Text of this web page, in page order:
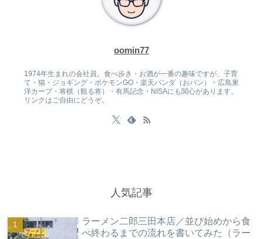
oomin77
1974年生まれの会社員。食べ歩き・お酒が一番の趣味ですが、子育
て・猫・ジョギング・ポケモンGO・楽天パンダ（おパン）・広島東
洋カープ・将棋（観る将）・有馬記念・NISAにも関心があります。
リンクはご自由にどうぞ。
人気記事
ラーメン二郎三田本店／並び始めから食
べ終わるまでの流れを書いてみた（ラー